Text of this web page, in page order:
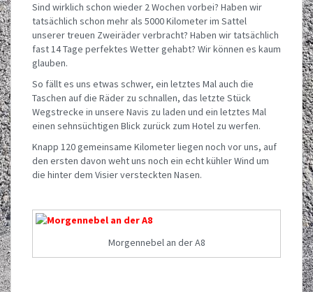
Sind wirklich schon wieder 2 Wochen vorbei? Haben wir
tatsächlich schon mehr als 5000 Kilometer im Sattel
unserer treuen Zweiräder verbracht? Haben wir tatsächlich
fast 14 Tage perfektes Wetter gehabt? Wir können es kaum
glauben.
So fällt es uns etwas schwer, ein letztes Mal auch die
Taschen auf die Räder zu schnallen, das letzte Stück
Wegstrecke in unsere Navis zu laden und ein letztes Mal
einen sehnsüchtigen Blick zurück zum Hotel zu werfen.
Knapp 120 gemeinsame Kilometer liegen noch vor uns, auf
den ersten davon weht uns noch ein echt kühler Wind um
die hinter dem Visier versteckten Nasen.
Morgennebel an der A8